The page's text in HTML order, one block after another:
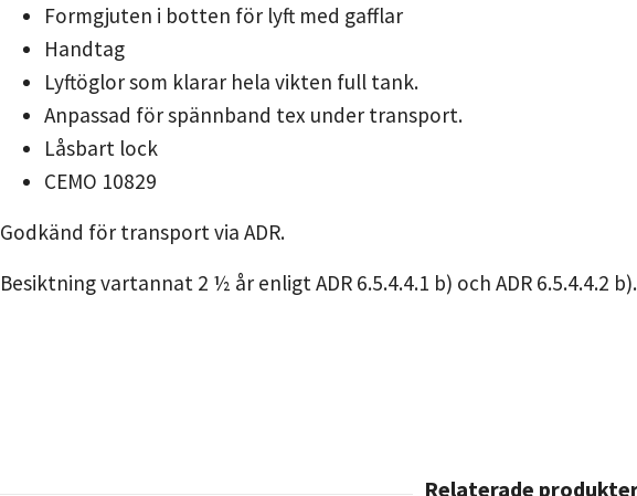
Formgjuten i botten för lyft med gafflar
Handtag
Lyftöglor som klarar hela vikten full tank.
Anpassad för spännband tex under transport.
Låsbart lock
CEMO 10829
Godkänd för transport via ADR.
Besiktning vartannat 2 ½ år enligt ADR 6.5.4.4.1 b) och ADR 6.5.4.4.2